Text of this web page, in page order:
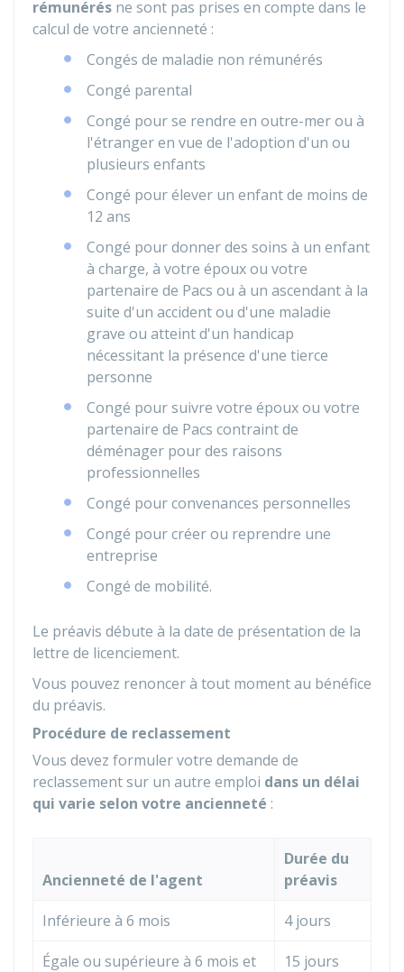
rémunérés ne sont pas prises en compte dans le
calcul de votre ancienneté :
Congés de maladie non rémunérés
Congé parental
Congé pour se rendre en outre-mer ou à
l'étranger en vue de l'adoption d'un ou
plusieurs enfants
Congé pour élever un enfant de moins de
12 ans
Congé pour donner des soins à un enfant
à charge, à votre époux ou votre
partenaire de Pacs ou à un ascendant à la
suite d'un accident ou d'une maladie
grave ou atteint d'un handicap
nécessitant la présence d'une tierce
personne
Congé pour suivre votre époux ou votre
partenaire de Pacs contraint de
déménager pour des raisons
professionnelles
Congé pour convenances personnelles
Congé pour créer ou reprendre une
entreprise
Congé de mobilité.
Le préavis débute à la date de présentation de la
lettre de licenciement.
Vous pouvez renoncer à tout moment au bénéfice
du préavis.
Procédure de reclassement
Vous devez formuler votre demande de
reclassement sur un autre emploi dans un délai
qui varie selon votre ancienneté :
Ancienneté de l'agent
Durée du
préavis
Inférieure à 6 mois 4 jours
Égale ou supérieure à 6 mois et
15 jours